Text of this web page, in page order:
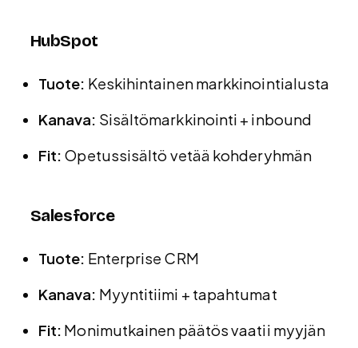
HubSpot
Tuote: Keskihintainen markkinointialusta
Kanava: Sisältömarkkinointi + inbound
Fit: Opetussisältö vetää kohderyhmän
Salesforce
Tuote: Enterprise CRM
Kanava: Myyntitiimi + tapahtumat
Fit: Monimutkainen päätös vaatii myyjän